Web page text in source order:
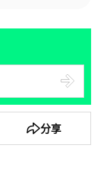
分享